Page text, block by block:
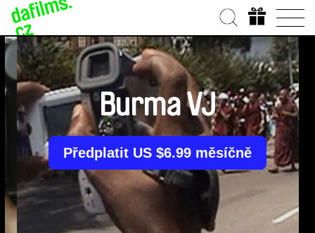
Burma VJ
Předplatit US $6.99 měsíčně